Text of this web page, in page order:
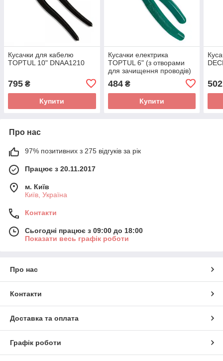
Кусачки для кабелю
TOPTUL 10" DNAA1210
795 ₴
Купити
Кусачки електрика
TOPTUL 6" (з отворами
для зачищення проводів)
484₴
Купити
502
Про нас
97% позитивних з 275 відгуків за рік
Працює з 20.11.2017
м. Київ
Київ, Україна
Контакти
Сьогодні працює з 09:00 до 18:00
Показати весь графік роботи
Про нас
Контакти
Доставка та оплата
Графік роботи